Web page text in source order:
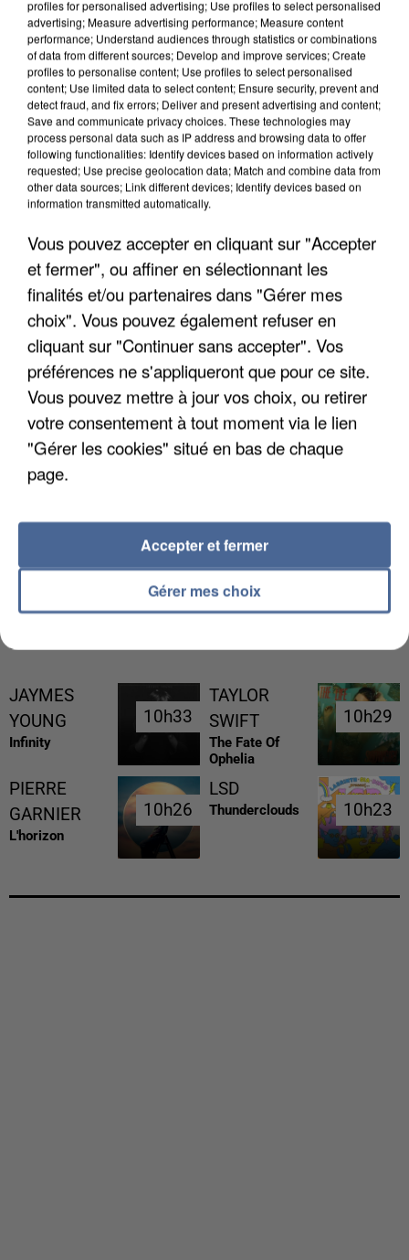
L’UN DES FONDATEURS SUPPOSÉS DE LA DZ
MAFIA INTERPELLÉ EN ALGÉRIE
UN SECOND CADRE DE LA DZ MAFIA
INTERPELLÉ EN ALGÉRIE
RÉCEMMENT DIFFUSÉ
JAYMES
YOUNG
Infinity
10h33
10h33
TAYLOR
SWIFT
The Fate Of
Ophelia
10h29
10h29
PIERRE
GARNIER
L'horizon
10h26
10h26
LSD
Thunderclouds 10h23
10h23
profiles for personalised advertising; Use profiles to select personalised
advertising; Measure advertising performance; Measure content
performance; Understand audiences through statistics or combinations
of data from different sources; Develop and improve services; Create
profiles to personalise content; Use profiles to select personalised
content; Use limited data to select content; Ensure security, prevent and
detect fraud, and fix errors; Deliver and present advertising and content;
Save and communicate privacy choices. These technologies may
process personal data such as IP address and browsing data to offer
following functionalities: Identify devices based on information actively
requested; Use precise geolocation data; Match and combine data from
other data sources; Link different devices; Identify devices based on
information transmitted automatically.
Vous pouvez accepter en cliquant sur "Accepter
et fermer", ou affiner en sélectionnant les
finalités et/ou partenaires dans "Gérer mes
choix". Vous pouvez également refuser en
cliquant sur "Continuer sans accepter". Vos
préférences ne s'appliqueront que pour ce site.
Vous pouvez mettre à jour vos choix, ou retirer
votre consentement à tout moment via le lien
"Gérer les cookies" situé en bas de chaque
page.
Gérer mes choix
Accepter et fermer